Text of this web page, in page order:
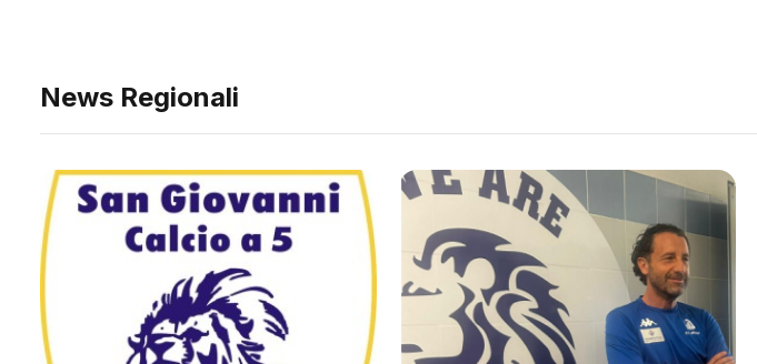
News Regionali